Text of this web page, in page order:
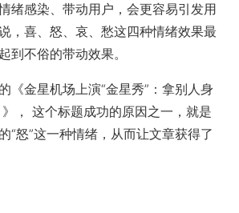
绪感染、带动用户，会更容易引发用
，喜、怒、哀、愁这四种情绪效果最
到不俗的带动效果。
《金星机场上演“金星秀”：拿别人身
， 这个标题成功的原因之一，就是
“怒”这一种情绪，从而让文章获得了